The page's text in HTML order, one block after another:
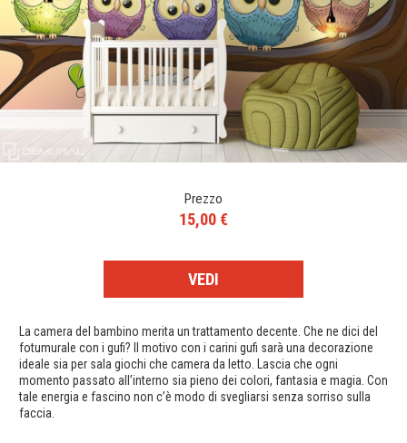
Prezzo
15,00 €
VEDI
La camera del bambino merita un trattamento decente. Che ne dici del
fotumurale con i gufi? Il motivo con i carini gufi sarà una decorazione
ideale sia per sala giochi che camera da letto. Lascia che ogni
momento passato all’interno sia pieno dei colori, fantasia e magia. Con
tale energia e fascino non c’è modo di svegliarsi senza sorriso sulla
faccia.